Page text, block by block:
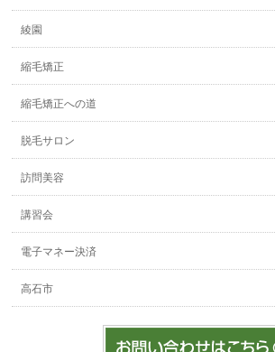
綾園
縮毛矯正
縮毛矯正への道
脱毛サロン
訪問美容
講習会
電子マネー決済
高石市